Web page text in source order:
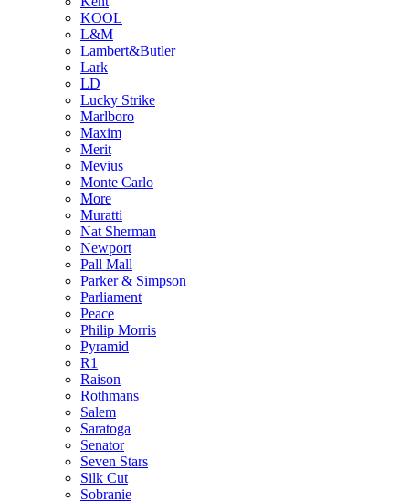
KOOL
L&M
Lambert&Butler
Lark
LD
Lucky Strike
Marlboro
Maxim
Merit
Mevius
Monte Carlo
More
Muratti
Nat Sherman
Newport
Pall Mall
Parker & Simpson
Parliament
Peace
Philip Morris
Pyramid
R1
Raison
Rothmans
Salem
Saratoga
Senator
Seven Stars
Silk Cut
Sobranie